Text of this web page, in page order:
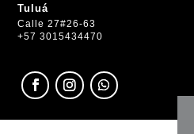
Tuluá
Calle 27#26-63
+57 3015434470